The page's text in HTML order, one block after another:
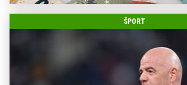
ŠPORT